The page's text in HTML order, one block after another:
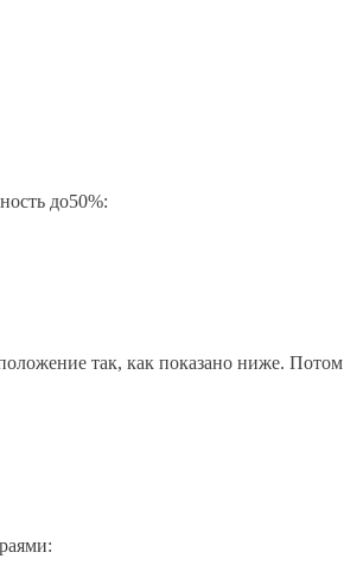
до50%:
так, как показано ниже.